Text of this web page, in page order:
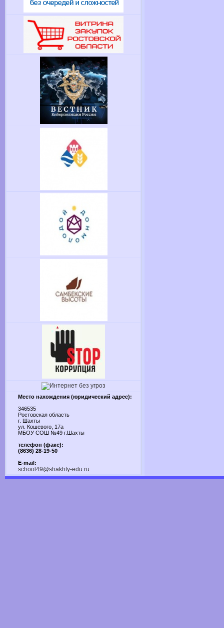
Место нахождения (юридический адрес):
346535
Ростовская область
г. Шахты
ул. Кошевого, 17а
МБОУ СОШ №49 г.Шахты
телефон (факс):
(8636) 28-19-50
E-mail:
school49@shakhty-edu.ru